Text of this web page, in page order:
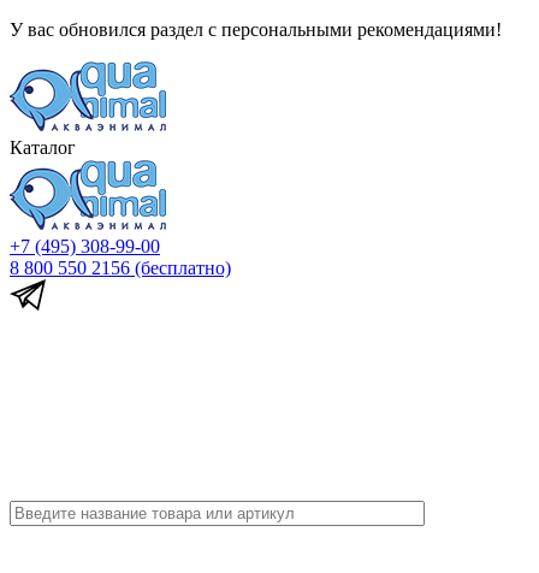
У вас обновился раздел с персональными рекомендациями!
Каталог
+7 (495) 308-99-00
8 800 550 2156 (бесплатно)